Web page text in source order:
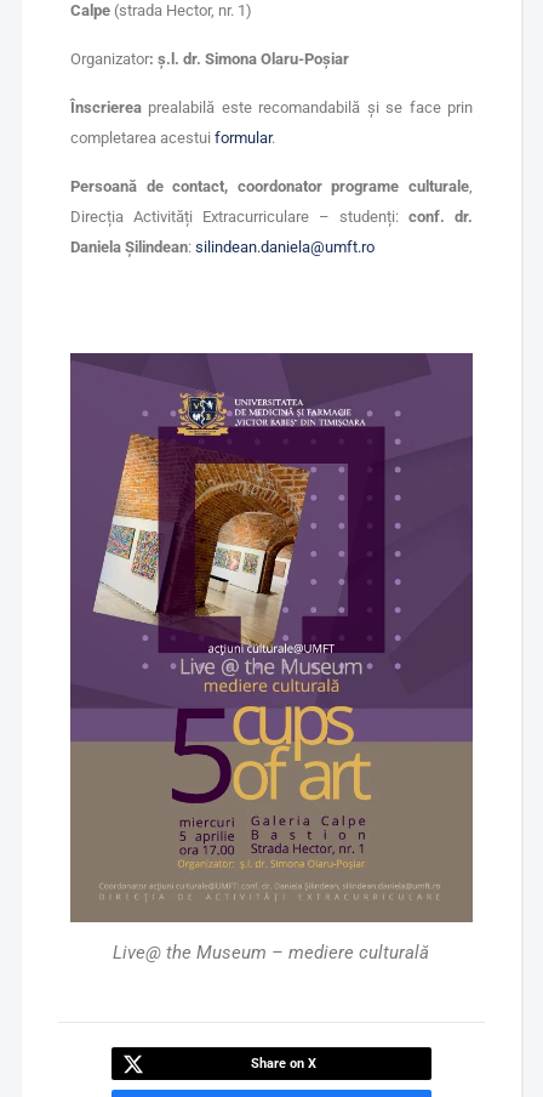
Calpe(strada Hector, nr. 1)
Organizator: ș.l. dr. Simona Olaru-Poșiar
Înscriereaprealabilă este recomandabilă și se face prin
completarea acestui formular.
Persoană de contact, coordonator programe culturale,
Direcția Activități Extracurriculare – studenți:conf. dr.
Daniela Șilindean: silindean.daniela@umft.ro
Live@ the Museum – mediere culturală
Share on X